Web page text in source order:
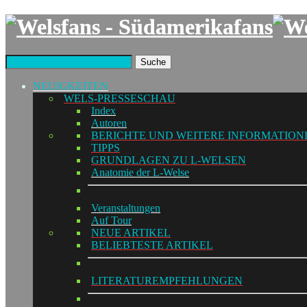
Suche
NEUIGKEITEN
WELS-PRESSESCHAU
Index
Autoren
BERICHTE UND WEITERE
TIPPS
GRUNDLAGEN ZU L-WELSEN
Anatomie der L-Welse
Veranstaltungen
Auf Tour
NEUE ARTIKEL
BELIEBTESTE ARTIKEL
LITERATUREMPFEHLUNGEN